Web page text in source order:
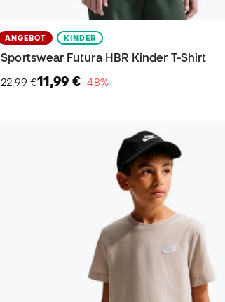
ANGEBOT KINDER
Sportswear Futura HBR Kinder T-Shirt
22,99 €11,99 €−48%